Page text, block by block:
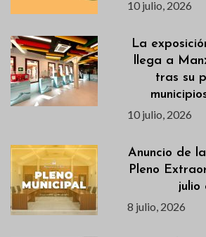
10 julio, 2026
La
llega a
tras su
10 julio, 2026
Anuncio de
Pleno
julio
8 julio, 2026